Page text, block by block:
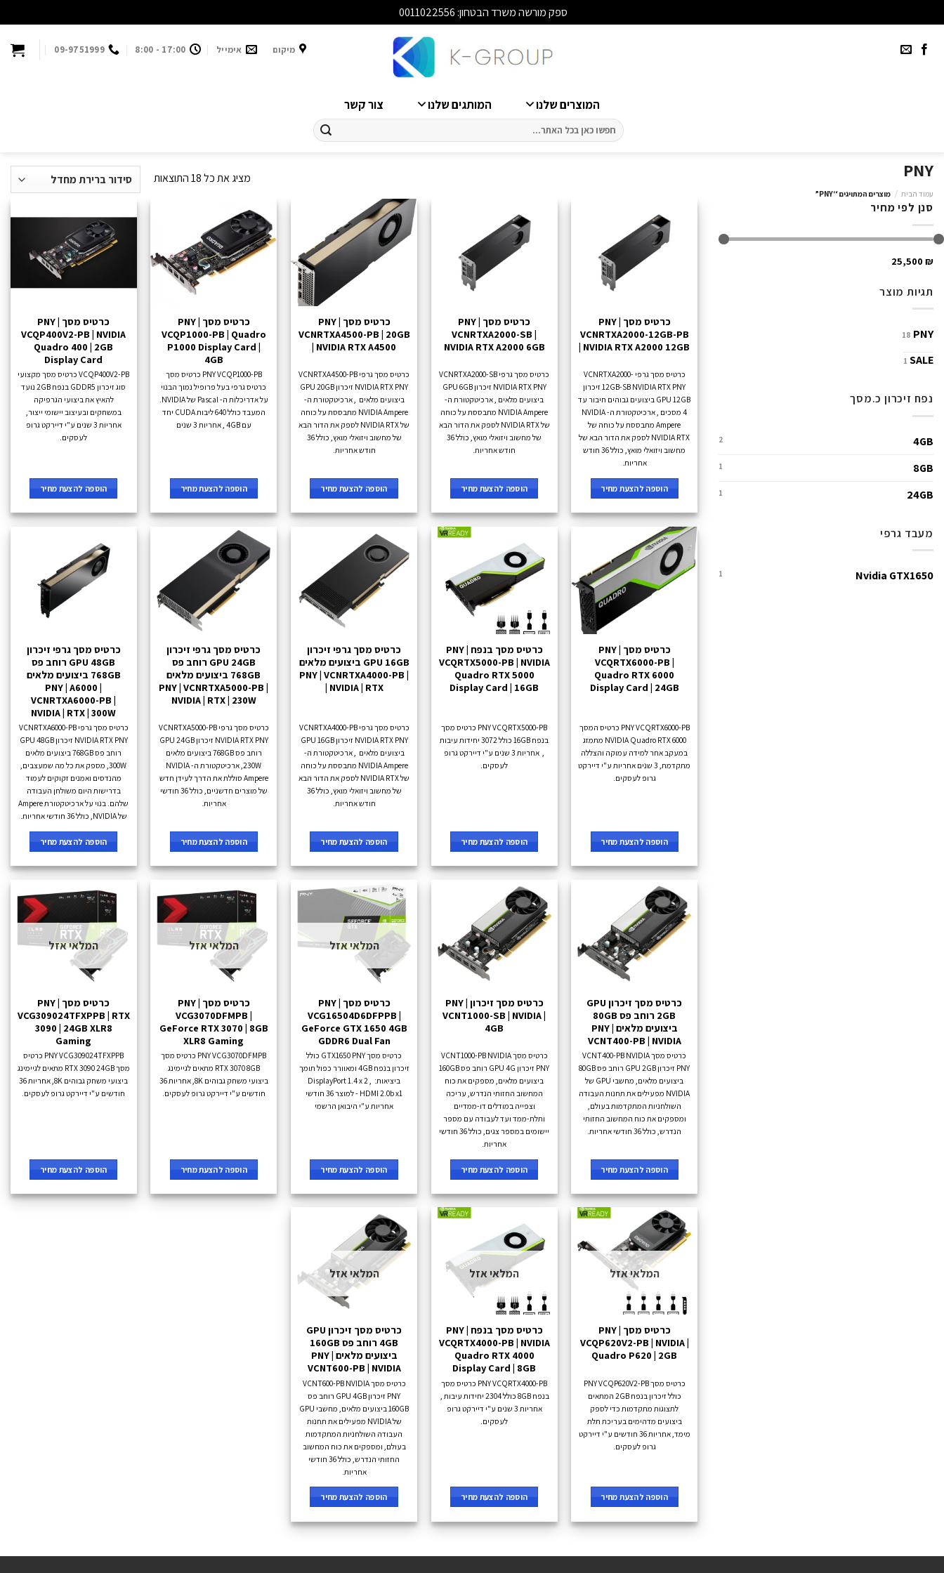
ספק מורשה משרד הבטחון: 0011022556
מיקום אימייל 17:00 - 8:00
09-9751999
המוצרים שלנו המותגים שלנו צור קשר
חיפוש
עבור:
PNY
עמוד הבית / מוצרים המתויגים “PNY”
מציג את כל 18 התוצאות
סנן לפי מחיר
₪ 25,500
תגיות מוצר
PNY
18
SALE
1
נפח זיכרון כ.מסך
4GB
2
8GB
1
24GB
1
מעבד גרפי
Nvidia GTX1650
1
כרטיס מסך PNY |
VCNRTXA2000-12GB-PB
| NVIDIA RTX A2000 12GB
כרטיס מסך גרפי VCNRTXA2000-
12GB-SB NVIDIA RTX PNY זיכרון
GPU 12GB ביצועים גבוהים חיבור עד
4 מסכים , ארכיטקטורת ה- NVIDIA
Ampere מתבססת על כוחה של
NVIDIA RTX לספק את הדור הבא של
מחשוב ויזואלי מואץ, כולל 36 חודש
אחריות.
הוספה להצעת מחיר
כרטיס מסך PNY |
VCNRTXA2000-SB |
NVIDIA RTX A2000 6GB
כרטיס מסך גרפי VCNRTXA2000-SB
NVIDIA RTX PNY זיכרון GPU 6GB
ביצועים מלאים , ארכיטקטורת ה-
NVIDIA Ampere מתבססת על כוחה
של NVIDIA RTX לספק את הדור הבא
של מחשוב ויזואלי מואץ, כולל 36
חודש אחריות.
הוספה להצעת מחיר
כרטיס מסך PNY |
VCNRTXA4500-PB | 20GB
| NVIDIA RTX A4500
כרטיס מסך גרפי VCNRTXA4500-PB
NVIDIA RTX PNY זיכרון GPU 20GB
ביצועים מלאים , ארכיטקטורת ה-
NVIDIA Ampere מתבססת על כוחה
של NVIDIA RTX לספק את הדור הבא
של מחשוב ויזואלי מואץ, כולל 36
חודש אחריות.
הוספה להצעת מחיר
כרטיס מסך PNY |
VCQP1000-PB | Quadro
P1000 Display Card |
4GB
PNY VCQP1000-PB כרטיס מסך
כרטיס גרפי בעל פרופיל נמוך הבנוי
על אדריכלות ה- Pascal של NVIDIA.
המעבד כולל 640 ליבות CUDA יחד
עם 4GB , אחריות 3 שנים
הוספה להצעת מחיר
כרטיס מסך PNY |
VCQP400V2-PB | NVIDIA
Quadro 400 | 2GB
Display Card
VCQP400V2-PB כרטיס מסך מקצועי
סוג זיכרון GDDR5 בנפח 2GB נועד
להאיץ את ביצועי הגרפיקה
במשחקים ובעיצוב יישומי ייצור,
אחריות 3 שנים ע"י דיירקט גרופ
לעסקים.
הוספה להצעת מחיר
כרטיס מסך PNY |
VCQRTX6000-PB |
Quadro RTX 6000
Display Card | 24GB
PNY VCQRTX6000-PB כרטיס המסך
NVIDIA Quadro RTX 6000 מתמזג
במעקב אחר למידה עמוקה והצללה
מתקדמת, 3 שנים אחריות ע"י דיירקט
גרופ לעסקים.
הוספה להצעת מחיר
כרטיס מסך בנפח PNY |
VCQRTX5000-PB | NVIDIA
Quadro RTX 5000
Display Card | 16GB
PNY VCQRTX5000-PB כרטיס מסך
בנפח 16GB כולל 3072 יחידות עיבות
, אחריות 3 שנים ע"י דיירקט גרופ
לעסקים.
הוספה להצעת מחיר
כרטיס מסך גרפי זיכרון
GPU 16GB ביצועים מלאים
PNY | VCNRTXA4000-PB |
NVIDIA | RTX |
כרטיס מסך גרפי VCNRTXA4000-PB
NVIDIA RTX PNY זיכרון GPU 16GB
ביצועים מלאים , ארכיטקטורת ה-
NVIDIA Ampere מתבססת על כוחה
של NVIDIA RTX לספק את הדור הבא
של מחשוב ויזואלי מואץ, כולל 36
חודש אחריות.
הוספה להצעת מחיר
כרטיס מסך גרפי זיכרון
GPU 24GB רוחב פס
768GB ביצועים מלאים
PNY | VCNRTXA5000-PB |
NVIDIA | RTX | 230W
כרטיס מסך גרפי VCNRTXA5000-PB
NVIDIA RTX PNY זיכרון GPU 24GB
רוחב פס 768GB ביצועים מלאים
230W, ארכיטקטורת ה- NVIDIA
Ampere סוללת את הדרך לעידן חדש
של מוצרים חדשניים, כולל 36 חודשי
אחריות.
הוספה להצעת מחיר
כרטיס מסך גרפי זיכרון
GPU 48GB רוחב פס
768GB ביצועים מלאים
PNY | A6000 |
VCNRTXA6000-PB |
NVIDIA | RTX | 300W
כרטיס מסך גרפי VCNRTXA6000-PB
NVIDIA RTX PNY זיכרון GPU 48GB
רוחב פס 768GB ביצועים מלאים
300W, מספק את כל מה שמעצבים,
מהנדסים ואמנים זקוקים לעמוד
בדרישות היום משולחן העבודה
שלהם. בנוי על ארכיטקטורת Ampere
של NVIDIA, כולל 36 חודשי אחריות.
הוספה להצעת מחיר
כרטיס מסך זיכרון GPU
2GB רוחב פס 80GB
ביצועים מלאים PNY |
VCNT400-PB | NVIDIA
כרטיס מסך VCNT400-PB NVIDIA
PNY זיכרון GPU 2GB רוחב פס 80GB
ביצועים מלאים, מחשבי GPU של
NVIDIA מפעילים את תחנות העבודה
השולחניות המתקדמות בעולם,
ומספקים את כוח המחשוב החזותי
הנדרש, כולל 36 חודשי אחריות.
הוספה להצעת מחיר
כרטיס מסך זיכרון PNY |
VCNT1000-SB | NVIDIA |
4GB
כרטיס מסך VCNT1000-PB NVIDIA
PNY זיכרון GPU 4G רוחב פס 160GB
ביצועים מלאים, מספקים את כוח
המחשוב החזותי הנדרש, עריכה
וצפייה במודלים דו-ממדיים
ותלת-ממד ועד לעבודה עם מספר
יישומים במספר צגים, כולל 36 חודשי
אחריות.
הוספה להצעת מחיר
המלאי אזל
כרטיס מסך PNY |
VCG16504D6DFPPB |
GeForce GTX 1650 4GB
GDDR6 Dual Fan
כרטיס מסך GTX1650 PNY כולל
זיכרון בנפח 4GB ומאוורר כפול תומך
ביציאות: DisplayPort 1.4 x 2 ,
HDMI 2.0b x1 - למוצר 36 חודשי
אחריות ע"י היבואן הרשמי
הוספה להצעת מחיר
המלאי אזל
כרטיס מסך PNY |
VCG3070DFMPB |
GeForce RTX 3070 | 8GB
XLR8 Gaming
PNY VCG3070DFMPB כרטיס מסך
RTX 3070 8GB מתאים לגיימינג
ביצועי משחק גבוהים 8K, אחריות 36
חודשים ע"י דיירקט גרופ לעסקים.
הוספה להצעת מחיר
המלאי אזל
כרטיס מסך PNY |
VCG309024TFXPPB | RTX
3090 | 24GB XLR8
Gaming
PNY VCG309024TFXPPB כרטיס
מסך RTX 3090 24GB מתאים לגיימינג
ביצועי משחק גבוהים 8K, אחריות 36
חודשים ע"י דיירקט גרופ לעסקים.
הוספה להצעת מחיר
המלאי אזל
כרטיס מסך PNY |
VCQP620V2-PB | NVIDIA |
Quadro P620 | 2GB
כרטיס מסך PNY VCQP620V2-PB
כולל זיכרון בנפח 2GB המתאים
לתצוגות מתקדמות כדי לספק
ביצועים מדהימים בעריכת תלת
מימד, אחריות 36 חודשים ע"י דיירקט
גרופ לעסקים.
הוספה להצעת מחיר
המלאי אזל
כרטיס מסך בנפח PNY |
VCQRTX4000-PB | NVIDIA
Quadro RTX 4000
Display Card | 8GB
PNY VCQRTX4000-PB כרטיס מסך
בנפח 8GB כולל 2304 יחידות עיבות ,
אחריות 3 שנים ע"י דיירקט גרופ
לעסקים.
הוספה להצעת מחיר
המלאי אזל
כרטיס מסך זיכרון GPU
4GB רוחב פס 160GB
ביצועים מלאים PNY |
VCNT600-PB | NVIDIA
כרטיס מסך VCNT600-PB NVIDIA
PNY זיכרון GPU 4GB רוחב פס
160GB ביצועים מלאים, מחשבי GPU
של NVIDIA מפעילים את תחנות
העבודה השולחניות המתקדמות
בעולם, ומספקים את כוח המחשוב
החזותי הנדרש, כולל 36 חודשי
אחריות.
הוספה להצעת מחיר